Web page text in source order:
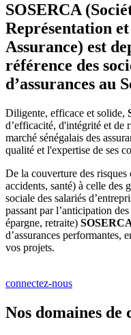
SOSERCA
Représentation
Assurance) est
référence des
d’assurances au
Diligente, efficace et solide,
d’efficacité, d'intégrité et de
marché sénégalais des
qualité et l'expertise de ses
De la couverture des
accidents, santé) à celle des
sociale des salariés
passant par l’anticipation
épargne, retraite)
d’assurances performantes,
vos projets.
connectez-nous
Nos domaines de